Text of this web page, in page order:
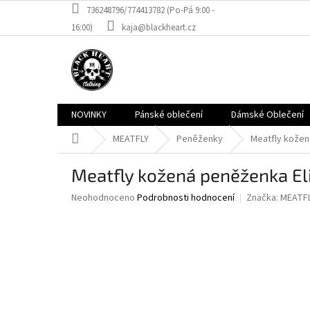
obsah
736248796/774413782 (Po-Pá 9:00 -
16:00)
kaja@blackheart.cz
NOVINKY Pánské oblečení Dámské Oblečení
Domů MEATFLY Peněženky Meatfly
Meatfly kožená peněženka
Průměrné
Neohodnoceno Podrobnosti hodnocení Značka: